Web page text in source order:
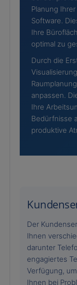
Planung
Software.
Ihre
optimal zu
Durch die
anpassen.
Ihre
Bedürfnisse
produktive
Der
Ihnen
darunter
engagiertes
Verfügung,
Ihnen bei